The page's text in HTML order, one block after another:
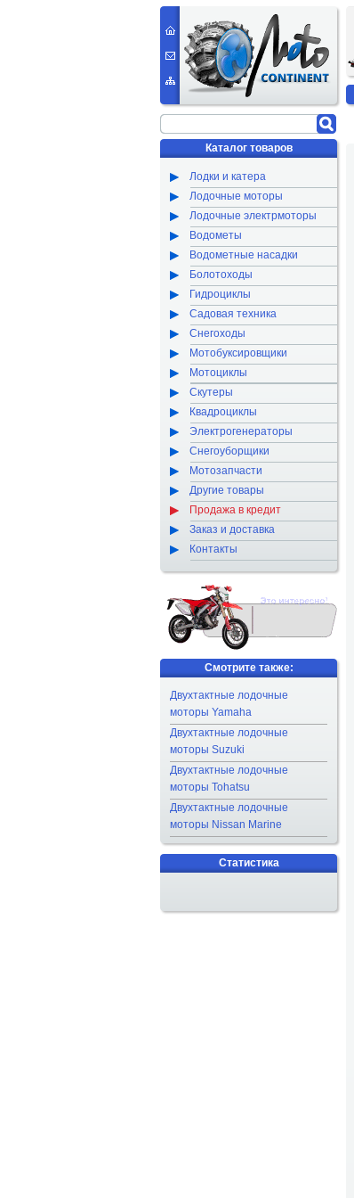
Каталог товаров
Лодки и катера
Лодочные моторы
Лодочные электрмоторы
Водометы
Водометные насадки
Болотоходы
Гидроциклы
Садовая техника
Снегоходы
Мотобуксировщики
Мотоциклы
Скутеры
Квадроциклы
Электрогенераторы
Снегоуборщики
Мотозапчасти
Другие товары
Продажа в кредит
Заказ и доставка
Контакты
Смотрите также:
Двухтактные лодочные
моторы Yamaha
Двухтактные лодочные
моторы Suzuki
Двухтактные лодочные
моторы Tohatsu
Двухтактные лодочные
моторы Nissan Marine
Статистика